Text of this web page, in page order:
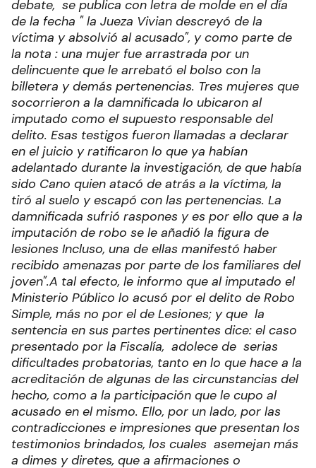
debate, se publica con letra de molde en el día
de la fecha " la Jueza Vivian descreyó de la
víctima y absolvió al acusado", y como parte de
la nota : una mujer fue arrastrada por un
delincuente que le arrebató el bolso con la
billetera y demás pertenencias. Tres mujeres que
socorrieron a la damnificada lo ubicaron al
imputado como el supuesto responsable del
delito. Esas testigos fueron llamadas a declarar
en el juicio y ratificaron lo que ya habían
adelantado durante la investigación, de que había
sido Cano quien atacó de atrás a la víctima, la
tiró al suelo y escapó con las pertenencias. La
damnificada sufrió raspones y es por ello que a la
imputación de robo se le añadió la figura de
lesiones Incluso, una de ellas manifestó haber
recibido amenazas por parte de los familiares del
joven".A tal efecto, le informo que al imputado el
Ministerio Público lo acusó por el delito de Robo
Simple, más no por el de Lesiones; y que la
sentencia en sus partes pertinentes dice: el caso
presentado por la Fiscalía, adolece de serias
dificultades probatorias, tanto en lo que hace a la
acreditación de algunas de las circunstancias del
hecho, como a la participación que le cupo al
acusado en el mismo. Ello, por un lado, por las
contradicciones e impresiones que presentan los
testimonios brindados, los cuales asemejan más
a dimes y diretes, que a afirmaciones o